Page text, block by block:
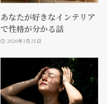
あなたが好きなインテリア
で性格が分かる話
2026年3月25日